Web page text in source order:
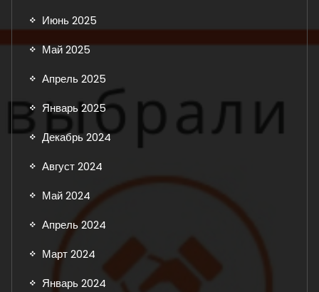
Июнь 2025
Май 2025
Апрель 2025
Январь 2025
Декабрь 2024
Август 2024
Май 2024
Апрель 2024
Март 2024
Январь 2024